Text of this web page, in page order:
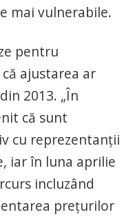
mai vulnerabile.
pentru
ajustarea ar
2013. „În
că sunt
cu reprezentanţii
iar în luna aprilie
incluzând
preţurilor